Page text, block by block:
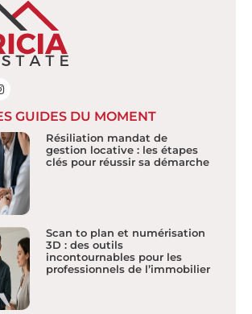
GUIDES DU MOMENT
Résiliation mandat de
gestion locative : les étapes
clés pour réussir sa démarche
Scan to plan et numérisation
3D : des outils
incontournables pour les
professionnels de l’immobilier